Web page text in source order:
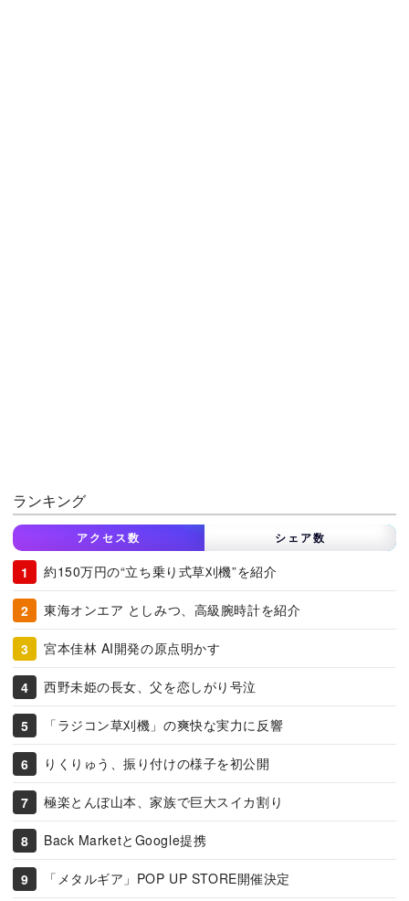
ランキング
アクセス数 シェア数
約150万円の“立ち乗り式草刈機”を紹介
東海オンエア としみつ、高級腕時計を紹介
宮本佳林 AI開発の原点明かす
西野未姫の長女、父を恋しがり号泣
「ラジコン草刈機」の爽快な実力に反響
りくりゅう、振り付けの様子を初公開
極楽とんぼ山本、家族で巨大スイカ割り
Back MarketとGoogle提携
「メタルギア」POP UP STORE開催決定